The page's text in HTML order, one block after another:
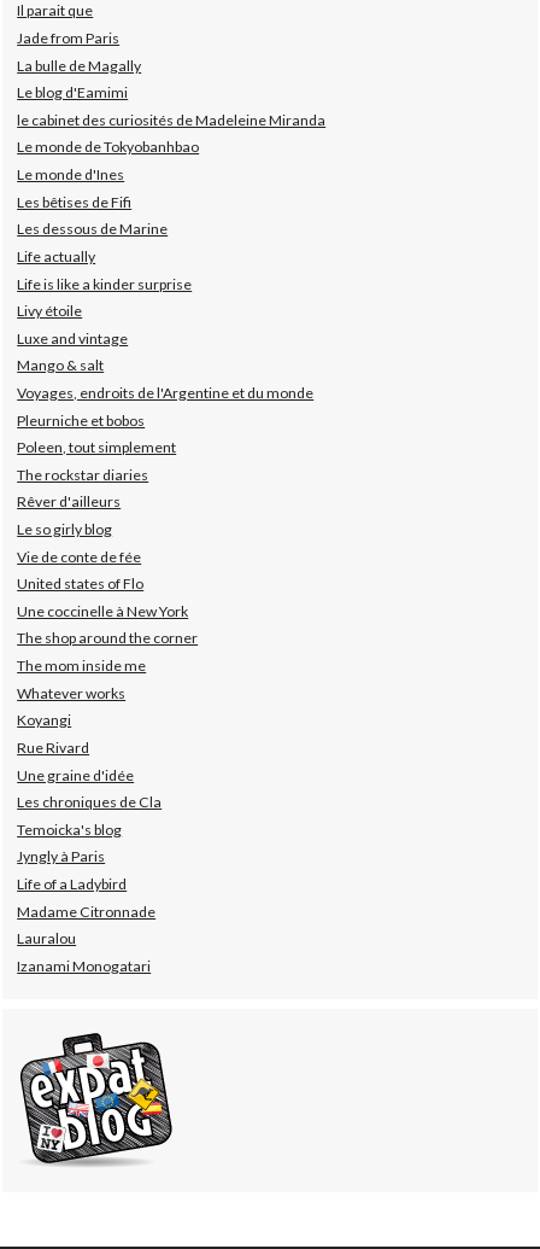
Il parait que
Jade from Paris
La bulle de Magally
Le blog d'Eamimi
le cabinet des curiosités de Madeleine Miranda
Le monde de Tokyobanhbao
Le monde d'Ines
Les bêtises de Fifi
Les dessous de Marine
Life actually
Life is like a kinder surprise
Livy étoile
Luxe and vintage
Mango & salt
Voyages, endroits de l'Argentine et du monde
Pleurniche et bobos
Poleen, tout simplement
The rockstar diaries
Rêver d'ailleurs
Le so girly blog
Vie de conte de fée
United states of Flo
Une coccinelle à New York
The shop around the corner
The mom inside me
Whatever works
Koyangi
Rue Rivard
Une graine d'idée
Les chroniques de Cla
Temoicka's blog
Jyngly à Paris
Life of a Ladybird
Madame Citronnade
Lauralou
Izanami Monogatari